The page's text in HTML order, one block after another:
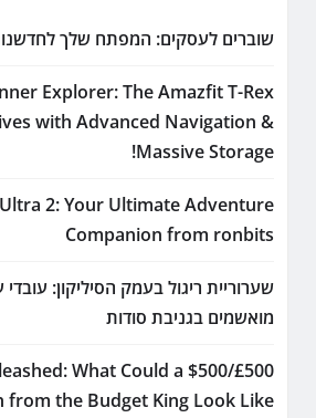
שוברים לעסקים: המפתח שלך
Explorer: The Amazfit T-Rex
with Advanced Navigation &
Massive Storage!
2: Your Ultimate Adventure
Companion from ronbits
שערוריית ריגול בעמק הסיליקון: עובדי
מואשמים בגניבת סודות
What Could a $500/£500
the Budget King Look Like?